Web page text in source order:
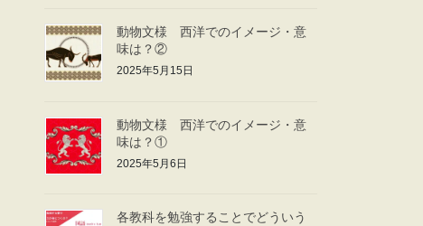
動物文様 西洋でのイメージ・意
味は？②
2025年5月15日
動物文様 西洋でのイメージ・意
味は？①
2025年5月6日
各教科を勉強することでどういう